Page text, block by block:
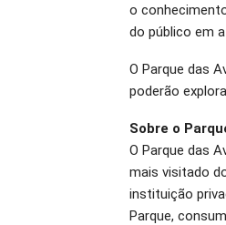
o
do público em
O Parque das
poderão
Sobre o
O Parque das
mais visitado
instituição
Parque,